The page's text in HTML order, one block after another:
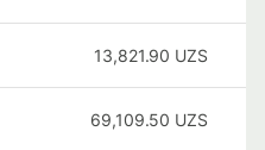
13,821.90 UZS
69,109.50 UZS